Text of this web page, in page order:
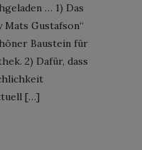
… 1) Das
Gustafson“
Baustein für
2) Dafür, dass
[…]